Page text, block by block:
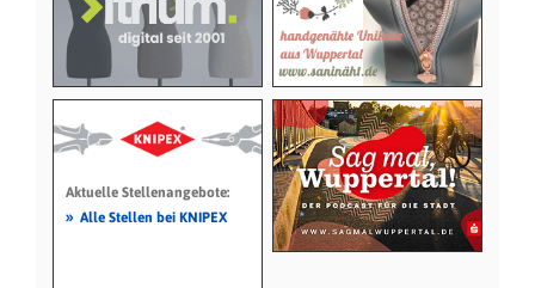
Aktuelle Stellenangebote:
» Alle Stellen bei KNIPEX